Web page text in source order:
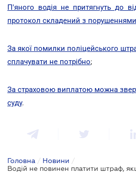
П'яного водія не притягнуть до
протокол складений з порушеннями
За якої помилки поліцейського
сплачувати не потрібно;
За страховою виплатою можна
суду.
Головна / Новини /